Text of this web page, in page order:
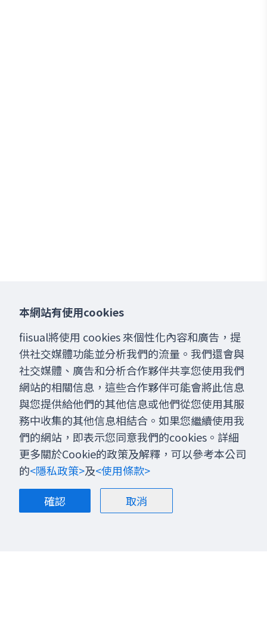
本網站有使用cookies
fiisual將使用 cookies 來個性化內容和廣告，提
供社交媒體功能並分析我們的流量。我們還會與
社交媒體、廣告和分析合作夥伴共享您使用我們
網站的相關信息，這些合作夥伴可能會將此信息
與您提供給他們的其他信息或他們從您使用其服
務中收集的其他信息相結合。如果您繼續使用我
們的網站，即表示您同意我們的cookies。詳細
更多關於Cookie的政策及解釋，可以參考本公司
的<隱私政策>及<使用條款>
確認
取消